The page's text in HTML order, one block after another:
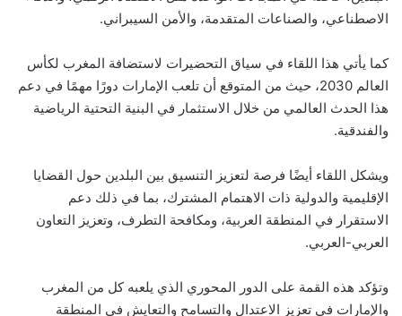
الاصطناعي، والصناعات المتقدمة، والأمن السيبراني.
كما يأتي هذا اللقاء في سياق التحضيرات لاستضافة المغرب لكأس
العالم 2030، حيث من المتوقع أن تلعب الإمارات دورًا مهمًا في دعم
هذا الحدث العالمي من خلال الاستثمار في البنية التحتية الرياضية
والفندقية.
ويشكل اللقاء أيضًا فرصة لتعزيز التنسيق بين البلدين حول القضايا
الإقليمية والدولية ذات الاهتمام المشترك، بما في ذلك دعم
الاستقرار في المنطقة العربية، ومكافحة التطرف، وتعزيز التعاون
العربي-العربي.
وتؤكد هذه القمة على الدور المحوري الذي يلعبه كل من المغرب
والإمارات في تعزيز الاعتدال والتسامح والتعايش في المنطقة